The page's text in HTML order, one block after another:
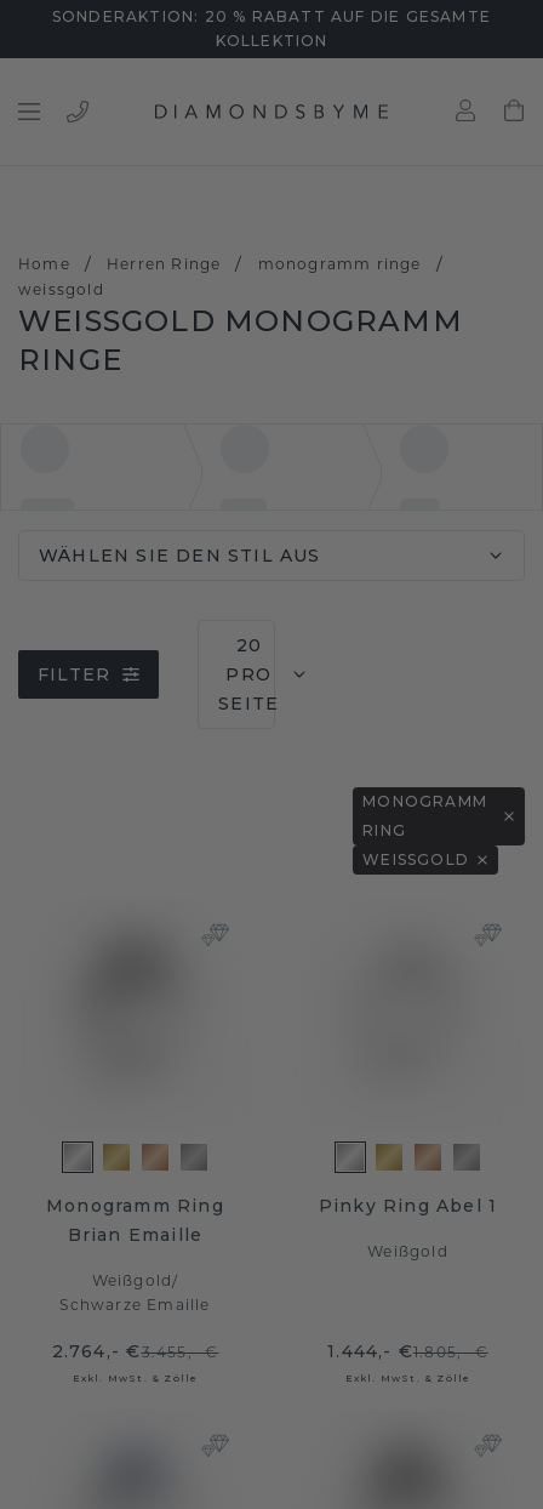
SONDERAKTION: 20 % RABATT AUF DIE GESAMTE
KOLLEKTION
Home / Herren Ringe / monogramm ringe /
weissgold
WEISSGOLD MONOGRAMM R
INGE
WÄHLEN SIE DEN STIL AUS
FILTER
20
PRO
SEITE
MONOGRAMM
RING
WEISSGOLD
Monogramm Ring
Brian Emaille
Weißgold/
Schwarze Emaille
2.764,- €3.455,- €
Exkl. MwSt. & Zölle
Pinky Ring Abel 1
Weißgold
1.444,- €1.805,- €
Exkl. MwSt. & Zölle